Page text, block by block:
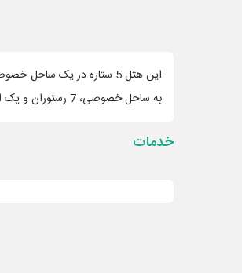
این هتل 5 ستاره در یک
به ساحل خصوصی، 7 رستوران و یک استخر شنا با دمای کنترل شده دارد.
خدمات